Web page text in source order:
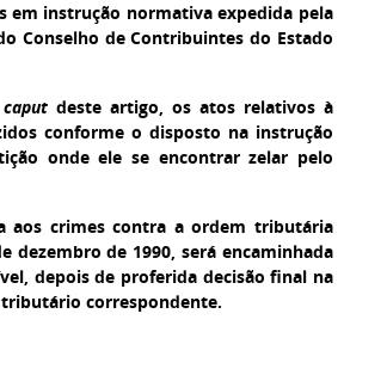
instrução normativa expedida pela
Conselho de Contribuintes do Estado
caputdeste artigo, os atos relativos à
conforme o disposto na instrução
onde ele se encontrar zelar pelo
aos crimes contra a ordem tributária
dezembro de 1990, será encaminhada
depois de proferida decisão final na
correspondente.